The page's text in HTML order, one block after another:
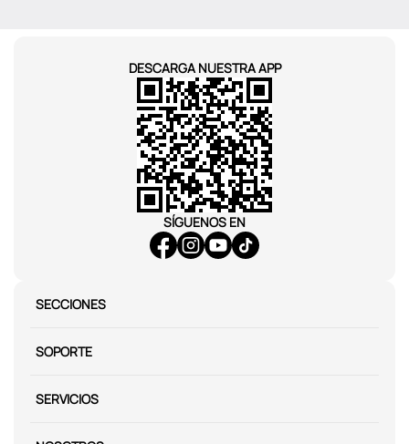
DESCARGA NUESTRA APP
SÍGUENOS EN
SECCIONES
SOPORTE
SERVICIOS